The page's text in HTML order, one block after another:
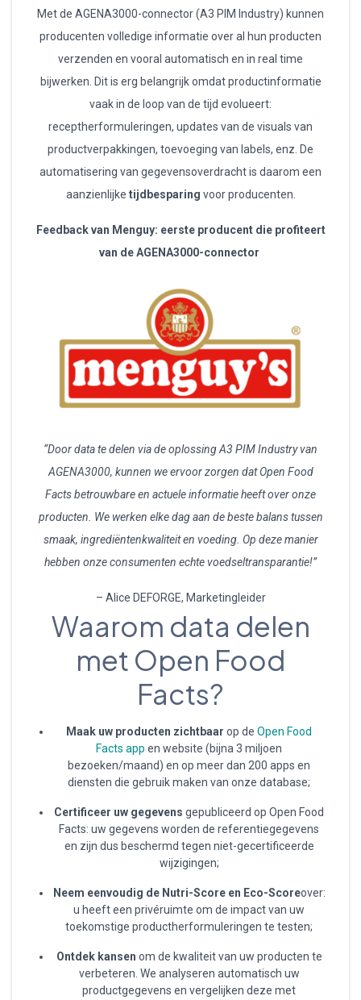
Met de AGENA3000-connector (A3 PIM Industry) kunnen
producenten volledige informatie over al hun producten
verzenden en vooral automatisch en in real time
bijwerken. Dit is erg belangrijk omdat productinformatie
vaak in de loop van de tijd evolueert:
receptherformuleringen, updates van de visuals van
productverpakkingen, toevoeging van labels, enz. De
automatisering van gegevensoverdracht is daarom een
aanzienlijke tijdbesparing voor producenten.
Feedback van Menguy: eerste producent die profiteert
van de AGENA3000-connector
“Door data te delen via de oplossing A3 PIM Industry van
AGENA3000, kunnen we ervoor zorgen dat Open Food
Facts betrouwbare en actuele informatie heeft over onze
producten. We werken elke dag aan de beste balans tussen
smaak, ingrediëntenkwaliteit en voeding. Op deze manier
hebben onze consumenten echte voedseltransparantie!”
– Alice DEFORGE, Marketingleider
Waarom data delen
met Open Food
Facts?
Maak uw producten zichtbaar op de Open Food
Facts app en website (bijna 3 miljoen
bezoeken/maand) en op meer dan 200 apps en
diensten die gebruik maken van onze database;
Certificeer uw gegevens gepubliceerd op Open Food
Facts: uw gegevens worden de referentiegegevens
en zijn dus beschermd tegen niet-gecertificeerde
wijzigingen;
Neem eenvoudig de Nutri-Score en Eco-Scoreover:
u heeft een privéruimte om de impact van uw
toekomstige productherformuleringen te testen;
Ontdek kansen om de kwaliteit van uw producten te
verbeteren. We analyseren automatisch uw
productgegevens en vergelijken deze met